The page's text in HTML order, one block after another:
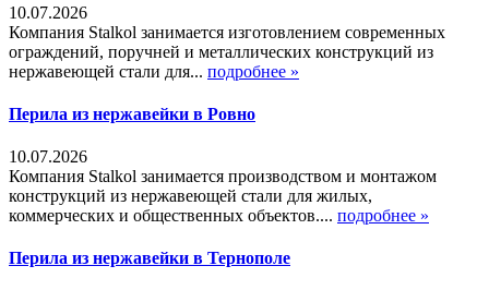
10.07.2026
Компания Stalkol занимается изготовлением современных
ограждений, поручней и металлических конструкций из
нержавеющей стали для... подробнее »
Перила из нержавейки в Ровно
10.07.2026
Компания Stalkol занимается производством и монтажом
конструкций из нержавеющей стали для жилых,
коммерческих и общественных объектов.... подробнее »
Перила из нержавейки в Тернополе